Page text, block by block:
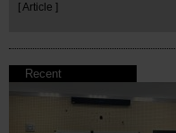
[ Article ]
Recent